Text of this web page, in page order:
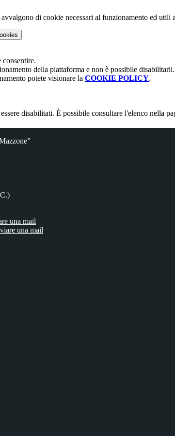
di cookie necessari al funzionamento ed utili
consentire.
della piattaforma e non è possibile disabilitarli.
potete visionare la COOKIE POLICY.
disabilitati. È possibile consultare l'elenco nella
una mail
una mail